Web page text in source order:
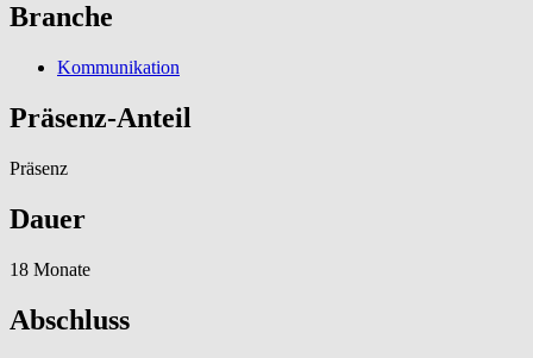
Branche
Kommunikation
Präsenz-Anteil
Präsenz
Dauer
18 Monate
Abschluss